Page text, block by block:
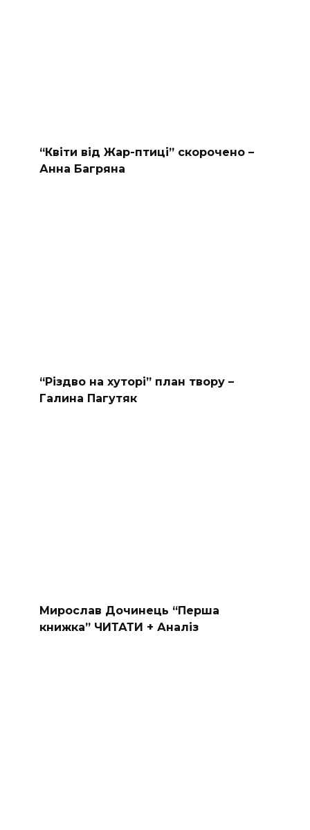
“Квіти від Жар-птиці” скорочено –
Анна Багряна
“Різдво на хуторі” план твору –
Галина Пагутяк
Мирослав Дочинець “Перша
книжка” ЧИТАТИ + Аналіз